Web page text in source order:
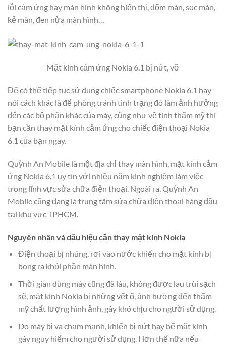
lỗi cảm ứng hay màn hình không hiển thị, đốm màn, sọc màn,
kẻ màn, đen nửa màn hình…
Mặt kính cảm ứng Nokia 6.1 bị nứt, vỡ
Để có thể tiếp tục sử dụng chiếc smartphone Nokia 6.1 hay
nói cách khác là để phòng tránh tình trạng đó làm ảnh hưởng
đến các bộ phận khác của máy, cũng như về tính thẩm mỹ thì
bạn cần thay mặt kính cảm ứng cho chiếc điện thoại Nokia
6.1 của bạn ngay.
Quỳnh An Mobile là một địa chỉ thay màn hình, mặt kính cảm
ứng Nokia 6.1 uy tín với nhiều năm kinh nghiệm làm việc
trong lĩnh vực sửa chữa điện thoại. Ngoài ra, Quỳnh An
Mobile cũng đang là trung tâm sửa chữa điện thoại hàng đầu
tại khu vực TPHCM.
Nguyên nhân và dấu hiệu cần thay mặt kính Nokia
Điện thoại bị nhúng, rơi vào nước khiến cho mặt kính bị
bong ra khỏi phần màn hình.
Thời gian dùng máy cũng đã lâu, không được lau trùi sạch
sẽ, mặt kính Nokia bị những vết ố, ảnh hưởng đến thẩm
mỹ chất lượng hình ảnh, gây khó chịu cho người sử dụng.
Do máy bị va chạm mạnh, khiến bị nứt hay bể mặt kính
gây nguy hiểm cho người sử dụng. Hơn thế nữa nếu